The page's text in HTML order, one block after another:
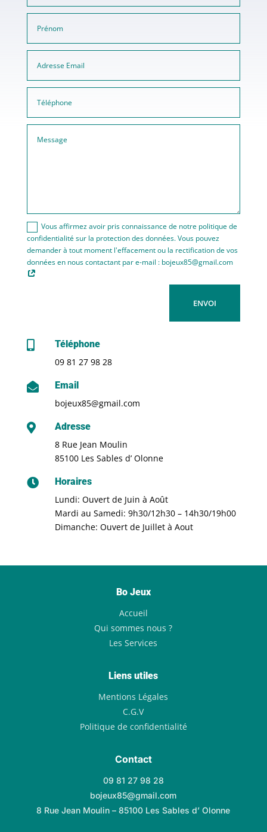
Vous affirmez avoir pris connaissance de notre politique de
confidentialité sur la protection des données. Vous pouvez
demander à tout moment l'effacement ou la rectification de vos
données en nous contactant par e-mail : bojeux85@gmail.com
ENVOI

Téléphone
09 81 27 98 28

Email
bojeux85@gmail.com

Adresse
8 Rue Jean Moulin
85100 Les Sables d’ Olonne

Horaires
Lundi: Ouvert de Juin à Août
Mardi au Samedi: 9h30/12h30 – 14h30/19h00
Dimanche: Ouvert de Juillet à Aout
Bo Jeux
Accueil
Qui sommes nous ?
Les Services
Liens utiles
Mentions Légales
C.G.V
Politique de confidentialité
Contact
09 81 27 98 28
bojeux85@gmail.com
8 Rue Jean Moulin – 85100 Les Sables d’ Olonne